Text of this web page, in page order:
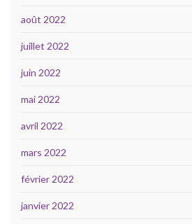
août 2022
juillet 2022
juin 2022
mai 2022
avril 2022
mars 2022
février 2022
janvier 2022